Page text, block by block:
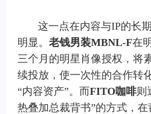
这一点在内容与IP的长期
明显。 老钱男装MBNL-F在
三个月的明星肖像授权，将
续投放，使一次性的合作转
“内容资产”。而FITO咖啡则
热叠加总裁背书”的方式，